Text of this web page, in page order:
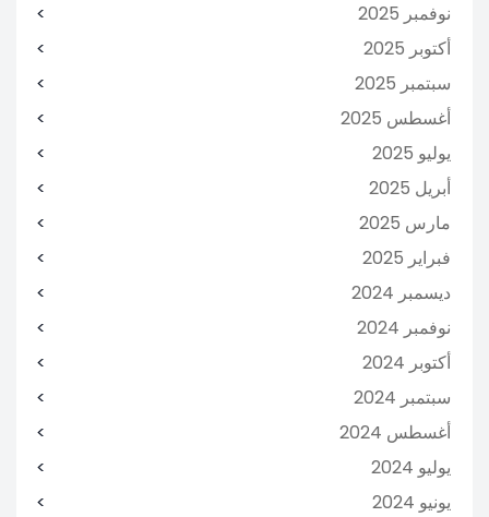
نوفمبر 2025
أكتوبر 2025
سبتمبر 2025
أغسطس 2025
يوليو 2025
أبريل 2025
مارس 2025
فبراير 2025
ديسمبر 2024
نوفمبر 2024
أكتوبر 2024
سبتمبر 2024
أغسطس 2024
يوليو 2024
يونيو 2024